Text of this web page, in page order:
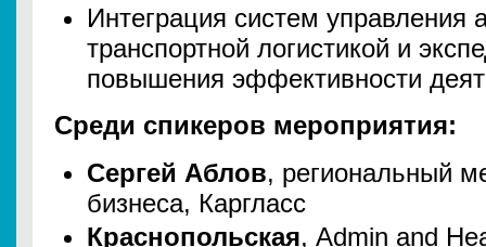
Интеграция систем управления
транспортной логистикой и
повышения эффективности
Среди спикеров мероприятия:
Сергей Аблов, региональный
бизнеса, Каргласс
Краснопольская, Admin and